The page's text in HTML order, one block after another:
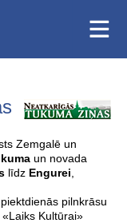
Zemgalē un
un novada
līdz Engurei
pilnkrāsu
Kultūrai»